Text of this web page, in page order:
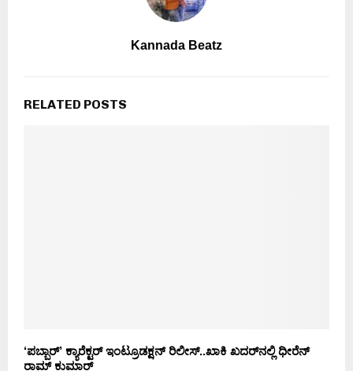
Kannada Beatz
RELATED POSTS
‘ಪಬ್ಬಾರ್’ ಕ್ಯಾರೆಕ್ಟರ್ ಇಂಟ್ರೂಡಕ್ಷನ್ ರಿಲೀಸ್..ಖಾಕಿ ಖದರ್‌ನಲ್ಲಿ ಧೀರೆನ್
ರಾಮ್ ಕುಮಾರ್